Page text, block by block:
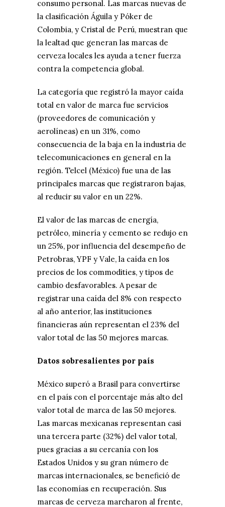
consumo personal. Las marcas nuevas de
la clasificación Águila y Póker de
Colombia, y Cristal de Perú, muestran que
la lealtad que generan las marcas de
cerveza locales les ayuda a tener fuerza
contra la competencia global.
La categoría que registró la mayor caída
total en valor de marca fue servicios
(proveedores de comunicación y
aerolíneas) en un 31%, como
consecuencia de la baja en la industria de
telecomunicaciones en general en la
región. Telcel (México) fue una de las
principales marcas que registraron bajas,
al reducir su valor en un 22%.
El valor de las marcas de energía,
petróleo, minería y cemento se redujo en
un 25%, por influencia del desempeño de
Petrobras, YPF y Vale, la caída en los
precios de los commodities, y tipos de
cambio desfavorables. A pesar de
registrar una caída del 8% con respecto
al año anterior, las instituciones
financieras aún representan el 23% del
valor total de las 50 mejores marcas.
Datos sobresalientes por país
México superó a Brasil para convertirse
en el país con el porcentaje más alto del
valor total de marca de las 50 mejores.
Las marcas mexicanas representan casi
una tercera parte (32%) del valor total,
pues gracias a su cercanía con los
Estados Unidos y su gran número de
marcas internacionales, se benefició de
las economías en recuperación. Sus
marcas de cerveza marcharon al frente,